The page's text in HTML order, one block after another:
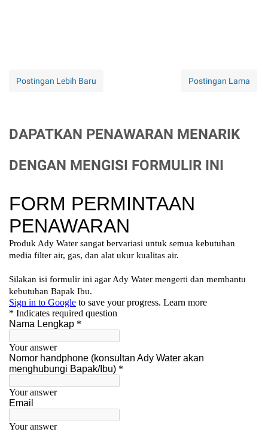
Postingan Lebih Baru Postingan Lama
DAPATKAN PENAWARAN MENARIK
DENGAN MENGISI FORMULIR INI